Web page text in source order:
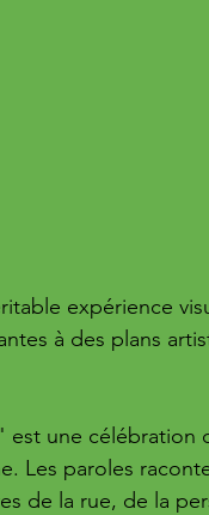
expérience
à des plans
est une célébration
Les paroles
de la rue, de la